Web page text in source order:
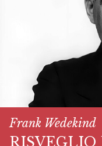
Frank Wedekind
RISVEGLIO